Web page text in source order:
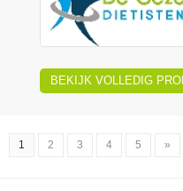
BEKIJK VOLLEDIG
1 2 3 4 5 »